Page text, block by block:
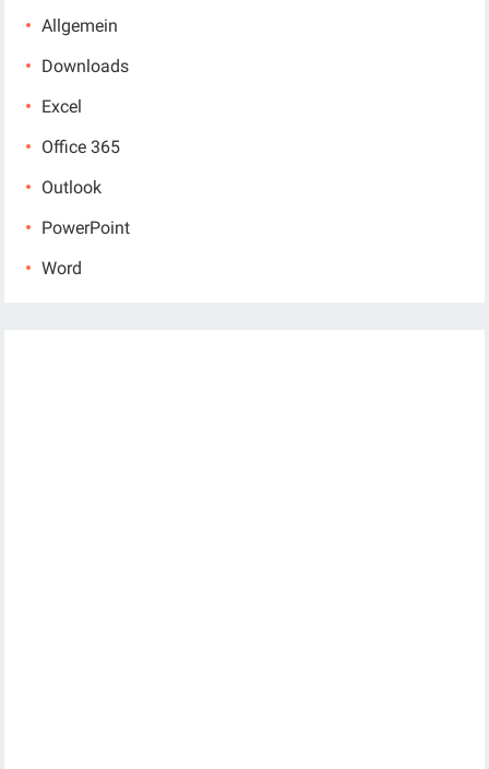
Allgemein
Downloads
Excel
Office 365
Outlook
PowerPoint
Word